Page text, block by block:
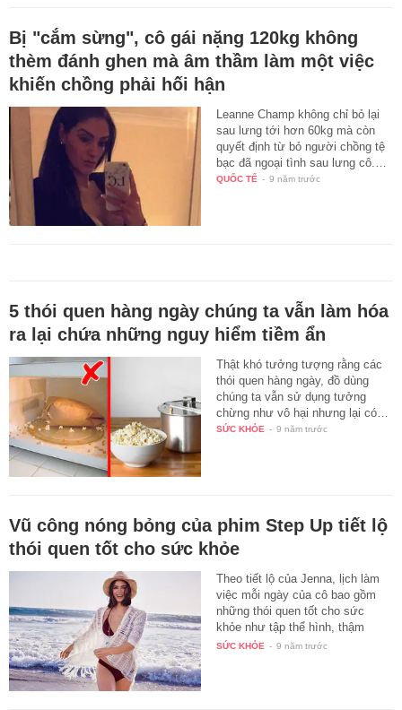
Bị "cắm sừng", cô gái nặng 120kg không
thèm đánh ghen mà âm thầm làm một việc
khiến chồng phải hối hận
Leanne Champ không chỉ bỏ lại
sau lưng tới hơn 60kg mà còn
quyết định từ bỏ người chồng tệ
bạc đã ngoại tình sau lưng cô.…
QUỐC TẾ - 9 năm trước
5 thói quen hàng ngày chúng ta vẫn làm hóa
ra lại chứa những nguy hiểm tiềm ẩn
Thật khó tưởng tượng rằng các
thói quen hàng ngày, đồ dùng
chúng ta vẫn sử dụng tưởng
chừng như vô hại nhưng lại có…
SỨC KHỎE - 9 năm trước
Vũ công nóng bỏng của phim Step Up tiết lộ
thói quen tốt cho sức khỏe
Theo tiết lộ của Jenna, lịch làm
việc mỗi ngày của cô bao gồm
những thói quen tốt cho sức
khỏe như tập thể hình, thậm
chí…
SỨC KHỎE - 9 năm trước